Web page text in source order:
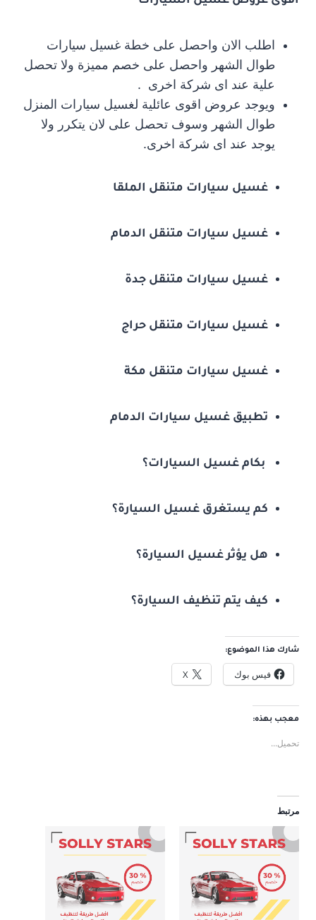
اطلب الان واحصل على خطة غسيل سيارات
طوال الشهر واحصل على خصم مميزة ولا تحصل
علية عند اى شركة اخرى .
ويوجد عروض اقوى عائلية لغسيل سيارات المنزل
طوال الشهر وسوف تحصل على لان يتكرر ولا
يوجد عند اى شركة اخرى.
غسيل سيارات متنقل الملقا
غسيل سيارات متنقل الدمام
غسيل سيارات متنقل جدة
غسيل سيارات متنقل حراج
غسيل سيارات متنقل مكة
تطبيق غسيل سيارات الدمام
بكام غسيل السيارات؟
كم يستغرق غسيل السيارة؟
هل يؤثر غسيل السيارة؟
كيف يتم تنظيف السيارة؟
شارك هذا الموضوع:
فيس بوك X
معجب بهذه:
تحميل...
مرتبط